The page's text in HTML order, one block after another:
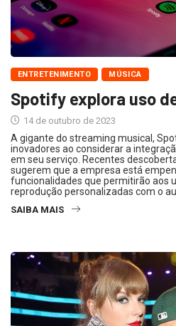
ENTRETENIMENTO MÚSICA
Spotify explora uso
14 de outubro de 2023
A gigante do streaming musical,
inovadores ao considerar a
em seu serviço. Recentes
sugerem que a empresa está
funcionalidades que permitirão aos
reprodução personalizadas com o
SAIBA MAIS